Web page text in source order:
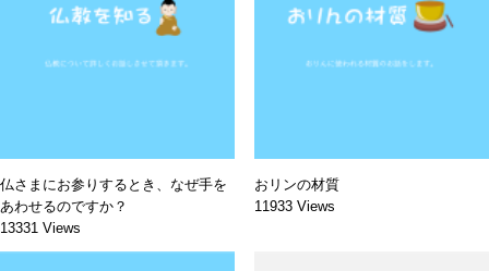
仏さまにお参りするとき、なぜ手を
あわせるのですか？
13331 Views
おリンの材質
11933 Views